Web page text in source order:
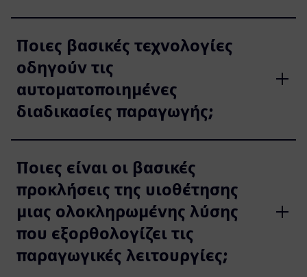
Ποιες βασικές τεχνολογίες
οδηγούν τις
αυτοματοποιημένες
διαδικασίες παραγωγής;
Ποιες είναι οι βασικές
προκλήσεις της υιοθέτησης
μιας ολοκληρωμένης λύσης
που εξορθολογίζει τις
παραγωγικές λειτουργίες;